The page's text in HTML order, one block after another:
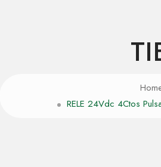
RELE 24Vdc 4Ctos